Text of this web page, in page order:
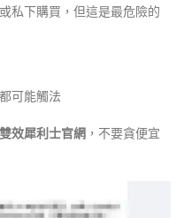
私下購買，但這是最危險的
可能觸法
雙效犀利士官網 ，不要貪便宜